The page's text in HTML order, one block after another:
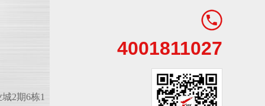
2期6栋1
4001811027